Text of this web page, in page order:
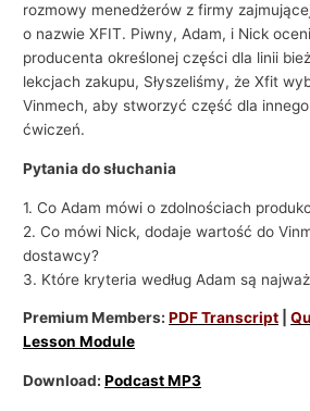
rozmowy menedżerów z firmy
o nazwie XFIT. Piwny, Adam, i Nick
producenta określonej części dla linii
lekcjach zakupu, Słyszeliśmy, że Xfit
Vinmech, aby stworzyć część dla
ćwiczeń.
Pytania do słuchania
1. Co Adam mówi o zdolnościach
2. Co mówi Nick, dodaje wartość do
dostawcy?
3. Które kryteria według Adam są
Premium Members:PDF Transcript |
Lesson Module
Download:Podcast MP3